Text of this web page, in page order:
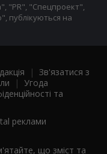
"PR", "Спецпроект",
публікуються на
| Зв'язатися з
| Угода
та
реклами
що зміст та